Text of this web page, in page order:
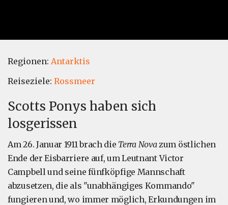
Regionen: Antarktis
Reiseziele: Rossmeer
Scotts Ponys haben sich
losgerissen
Am 26. Januar 1911 brach die Terra Novazum östlichen
Ende der Eisbarriere auf, um Leutnant Victor
Campbell und seine fünfköpfige Mannschaft
abzusetzen, die als "unabhängiges Kommando"
fungieren und, wo immer möglich, Erkundungen im